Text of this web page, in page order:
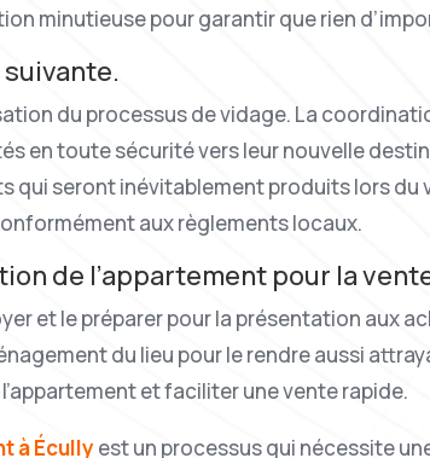
minutieuse pour garantir que rien
du processus de vidage. La
en toute sécurité vers leur nouvelle
qui seront inévitablement produits lors du
aux règlements locaux.
de l’appartement pour la
et le préparer pour la présentation aux
du lieu pour le rendre aussi
et faciliter une vente rapide.
à Écully est un processus qui nécessite